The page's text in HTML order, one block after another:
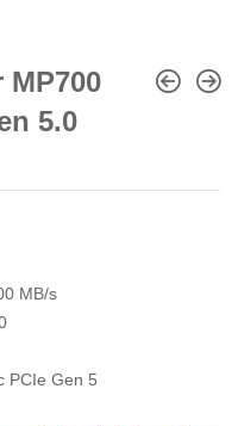
5.0
MB/s
PCIe Gen 5